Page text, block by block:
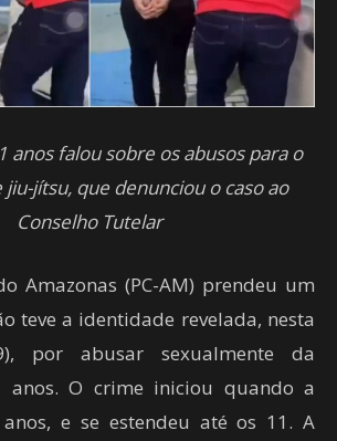
anos falou sobre os abusos para o
jítsu, que denunciou o caso ao
Conselho Tutelar
Amazonas (PC-AM) prendeu um
teve a identidade revelada, nesta
por abusar sexualmente da
anos. O crime iniciou quando a
e se estendeu até os 11. A